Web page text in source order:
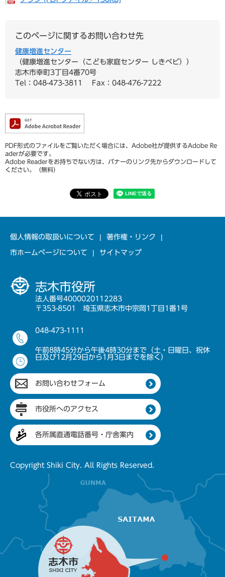
このページに関するお問い合わせ先
健康増進センター
健康増進センター（こども家庭センター しきベビ）
志木市幸町3丁目4番70号
Tel：048-473-3811
Fax：048-476-7222
PDF形式のファイルをご覧いただく場合には、Adobe社が提供するAdobe Re
aderが必要です。
Adobe Readerをお持ちでない方は、バナーのリンク先からダウンロードして
ください。（無料）
個人情報の取扱いについて 著作権・リンク
市ホームページについて サイトマップ
志木市役所
法人番号4000020112283
〒353-8501 埼玉県志木市中宗岡1丁目1番1号
048-473-1111
午前8時45分から午後4時30分まで（土・日曜日、祝休
日及び12月29日から1月3日までを除く）
お問い合わせフォーム
市役所へのアクセス
各所属直通電話番号・庁舎案内
Copyright Shiki City. All Rights Reserved.